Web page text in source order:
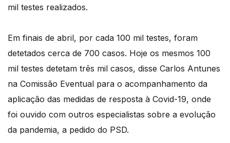
mil testes realizados.
Em finais de abril, por cada 100 mil testes, foram
detetados cerca de 700 casos. Hoje os mesmos 100
mil testes detetam três mil casos, disse Carlos Antunes
na Comissão Eventual para o acompanhamento da
aplicação das medidas de resposta à Covid-19, onde
foi ouvido com outros especialistas sobre a evolução
da pandemia, a pedido do PSD.